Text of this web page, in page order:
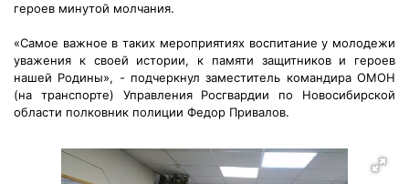
героев минутой молчания.
«Самое важное в таких мероприятиях воспитание у молодежи
уважения к своей истории, к памяти защитников и героев
нашей Родины», - подчеркнул заместитель командира ОМОН
(на транспорте) Управления Росгвардии по Новосибирской
области полковник полиции Федор Привалов.